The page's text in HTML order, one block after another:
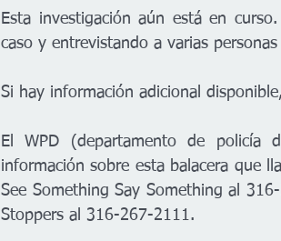
Esta investigación aún está en
caso y entrevistando a varias
Si hay información adicional
El WPD (departamento de policía
información sobre esta balacera que
See Something Say Something al
Stoppers al 316-267-2111.